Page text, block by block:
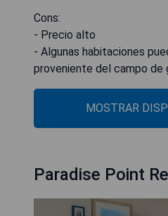
Cons:
- Precio alto
- Algunas habitaciones
proveniente del campo de
MOSTRAR
Paradise Point